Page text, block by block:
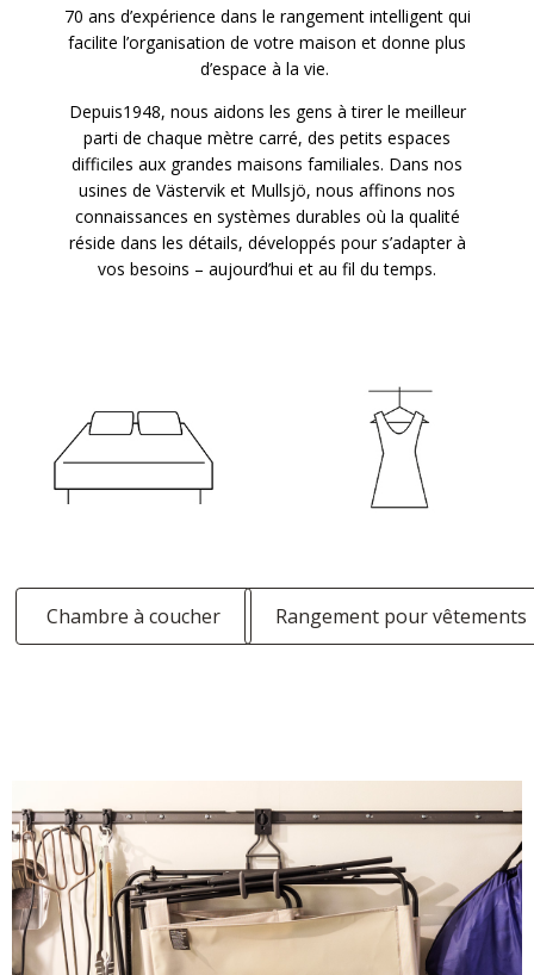
70 ans d’expérience dans le rangement intelligent qui
facilite l’organisation de votre maison et donne plus
d’espace à la vie.
Depuis1948, nous aidons les gens à tirer le meilleur
parti de chaque mètre carré, des petits espaces
difficiles aux grandes maisons familiales. Dans nos
usines de Västervik et Mullsjö, nous affinons nos
connaissances en systèmes durables où la qualité
réside dans les détails, développés pour s’adapter à
vos besoins – aujourd’hui et au fil du temps.
Chambre à coucher Rangement pour vêtements